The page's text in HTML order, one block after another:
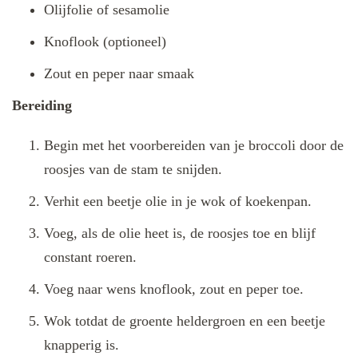
Olijfolie of sesamolie
Knoflook (optioneel)
Zout en peper naar smaak
Bereiding
Begin met het voorbereiden van je broccoli door de
roosjes van de stam te snijden.
Verhit een beetje olie in je wok of koekenpan.
Voeg, als de olie heet is, de roosjes toe en blijf
constant roeren.
Voeg naar wens knoflook, zout en peper toe.
Wok totdat de groente heldergroen en een beetje
knapperig is.